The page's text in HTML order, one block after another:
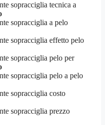
sopracciglia tecnica a
sopracciglia a pelo
sopracciglia effetto pelo
sopracciglia pelo per
sopracciglia pelo a pelo
sopracciglia costo
sopracciglia prezzo